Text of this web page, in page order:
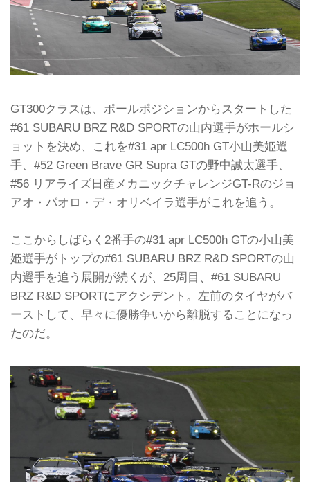
GT300クラスは、ポールポジションからスタートした
#61 SUBARU BRZ R&D SPORTの山内選手がホールシ
ョットを決め、これを#31 apr LC500h GT小山美姫選
手、#52 Green Brave GR Supra GTの野中誠太選手、
#56 リアライズ日産メカニックチャレンジGT-Rのジョ
アオ・パオロ・デ・オリベイラ選手がこれを追う。
ここからしばらく2番手の#31 apr LC500h GTの小山美
姫選手がトップの#61 SUBARU BRZ R&D SPORTの山
内選手を追う展開が続くが、25周目、#61 SUBARU
BRZ R&D SPORTにアクシデント。左前のタイヤがバ
ーストして、早々に優勝争いから離脱することになっ
たのだ。